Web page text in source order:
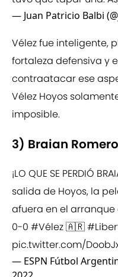
— Juan Patricio Balbi
Vélez fue inteligente,
fortaleza defensiva y
contraatacar ese
Vélez Hoyos
imposible.
3) Braian Romero
¡LO QUE SE PERDIÓ
salida de Hoyos, la
afuera en el
0-0 #Vélez🇦🇷
pic.twitter.com/
— ESPN Fútbol